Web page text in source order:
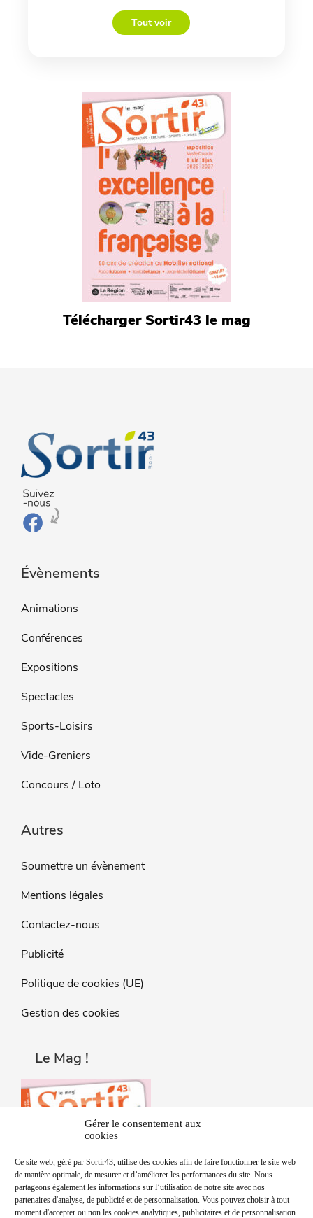
Gérer le consentement aux
cookies
Ce site web, géré par Sortir43, utilise des cookies afin de faire fonctionner le site web
de manière optimale, de mesurer et d’améliorer les performances du site. Nous
partageons également les informations sur l’utilisation de notre site avec nos
partenaires d'analyse, de publicité et de personnalisation. Vous pouvez choisir à tout
moment d'accepter ou non les cookies analytiques, publicitaires et de personnalisation.
Tout voir
Télécharger Sortir43 le mag
Évènements
Animations
Conférences
Expositions
Spectacles
Sports-Loisirs
Vide-Greniers
Concours / Loto
Autres
Soumettre un évènement
Mentions légales
Contactez-nous
Publicité
Politique de cookies (UE)
Gestion des cookies
Le Mag !